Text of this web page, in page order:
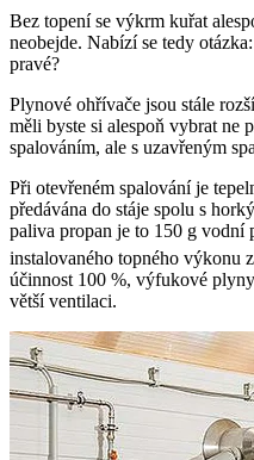
Bez topení se výkrm kuřat
neobejde. Nabízí se tedy
pravé?
Plynové ohřívače jsou stále
měli byste si alespoň vybrat ne
spalováním, ale s uzavřeným
Při otevřeném spalování je
předávána do stáje spolu s
paliva propan je to 150 g vodní
instalovaného topného výkonu
účinnost 100 %, výfukové
větší ventilaci.